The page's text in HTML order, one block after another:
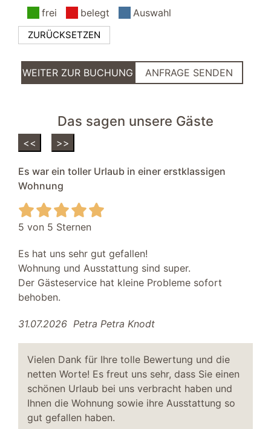
Wohnbereich
Sessel
SAT/Kabel-TV
Netflixfähiges Fernsehgerät
Zugang zur Terrasse/Garten
Stehlampe
Sofa
Terrasse
Liegen
Gartenmöbel
Außenbereich
Garten/Liegewiese
Fahrradstellplatz überdacht
Strand
Lademöglichkeit für E-Fahrräder
Weber Grill Q1400
Schlafzimmer II
2 Boxspringbetten 90 x 200 m
Nachttisch
Verdunklung durch Gardinen
frei
belegt Auswahl
ZURÜCKSETZEN
WEITER ZUR BUCHUNG ANFRAGE SENDEN
Das sagen unsere Gäste
<<
Es war ein toller Urlaub in einer erstklassigen
Wohnung
5 von 5 Sternen
Es hat uns sehr gut gefallen!
Wohnung und Ausstattung sind super.
Der Gästeservice hat kleine Probleme sofort
behoben.
31.07.2026 Petra Petra Knodt
Vielen Dank für Ihre tolle Bewertung und die
netten Worte! Es freut uns sehr, dass Sie einen
schönen Urlaub bei uns verbracht haben und
Ihnen die Wohnung sowie ihre Ausstattung so
gut gefallen haben.
>>